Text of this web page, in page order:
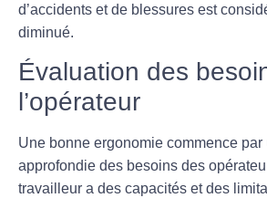
d’accidents et de blessures est
diminué.
Évaluation des
l’opérateur
Une bonne ergonomie commence par
approfondie des besoins des
travailleur a des capacités et des